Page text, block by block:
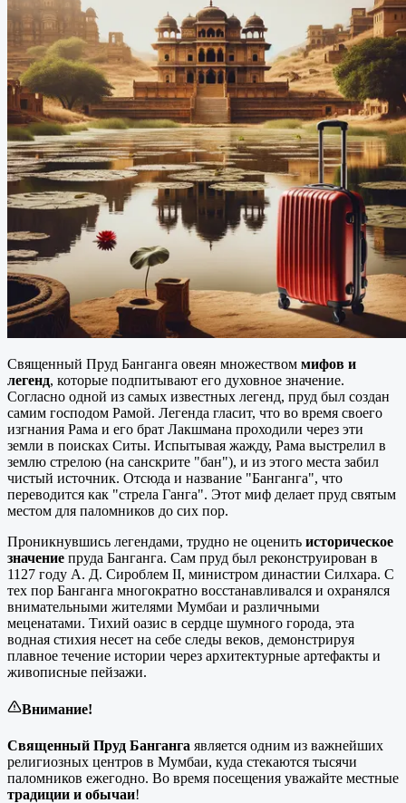
Священный Пруд Банганга овеян множеством мифов и
легенд, которые подпитывают его духовное значение.
Согласно одной из самых известных легенд, пруд был создан
самим господом Рамой. Легенда гласит, что во время своего
изгнания Рама и его брат Лакшмана проходили через эти
земли в поисках Ситы. Испытывая жажду, Рама выстрелил в
землю стрелою (на санскрите "бан"), и из этого места забил
чистый источник. Отсюда и название "Банганга", что
переводится как "стрела Ганга". Этот миф делает пруд святым
местом для паломников до сих пор.
Проникнувшись легендами, трудно не оценить историческое
значение пруда Банганга. Сам пруд был реконструирован в
1127 году А. Д. Сироблем II, министром династии Силхара. С
тех пор Банганга многократно восстанавливался и охранялся
внимательными жителями Мумбаи и различными
меценатами. Тихий оазис в сердце шумного города, эта
водная стихия несет на себе следы веков, демонстрируя
плавное течение истории через архитектурные артефакты и
живописные пейзажи.
Внимание!
Священный Пруд Банганга является одним из важнейших
религиозных центров в Мумбаи, куда стекаются тысячи
паломников ежегодно. Во время посещения уважайте местные
традиции и обычаи!